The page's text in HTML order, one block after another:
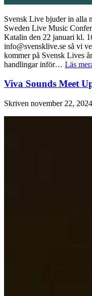
Svensk Live bjuder in alla
Sweden Live Music
Katalin den 22 januari kl.
info@svensklive.se så vi
kommer på Svensk Lives
handlingar inför… Läs
Viva Sounds Meet
Skriven november 22, 2024